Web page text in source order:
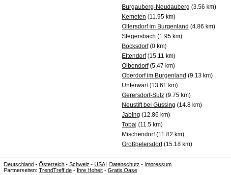
Burgauberg-Neudauberg (3.56 km)
Kemeten (11.95 km)
Ollersdorf im Burgenland (4.86 km)
Stegersbach (1.95 km)
Bocksdorf(0 km)
Eltendorf(15.11 km)
Olbendorf(5.47 km)
Oberdorf im Burgenland (9.13 km)
Unterwart(13.61 km)
Gerersdorf-Sulz (9.75 km)
Neustift bei Güssing (14.8 km)
Jabing (12.86 km)
Tobaj (11.5 km)
Mischendorf(11.82 km)
Großpetersdorf(15.18 km)
Deutschland - Österreich - Schweiz - USA| Datenschutz - Impressum
Partnerseiten: TrendTreff.de - Ihre Hoheit - Gratis Oase